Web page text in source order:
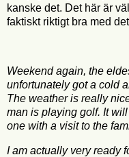
kanske det. Det här är
faktiskt riktigt bra med
Weekend again, the
unfortunately got a cold
The weather is really
man is playing golf. It
one with a visit to the
I am actually very ready